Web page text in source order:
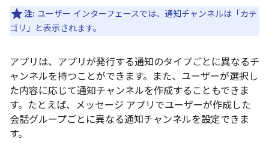
注: ユーザー インターフェースでは、通知チャンネルは「カテ
ゴリ」と表示されます。
アプリは、アプリが発行する通知のタイプごとに異なるチ
ャンネルを持つことができます。また、ユーザーが選択し
た内容に応じて通知チャンネルを作成することもできま
す。たとえば、メッセージ アプリでユーザーが作成した
会話グループごとに異なる通知チャンネルを設定できま
す。